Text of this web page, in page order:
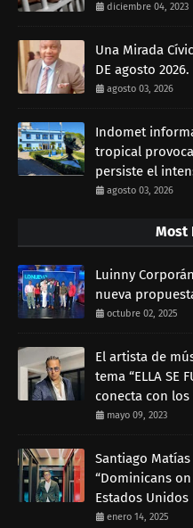
diciembre 04, 2023
Una Mirada
DE agosto 2026.
agosto 03, 2026
Indomet
tropical
persiste el
agosto 03, 2026
Most
Luinny
nueva
octubre 02, 2025
El artista de
tema “ELLA SE
conecta con
mayo 09, 2023
Santiago
“Dominicans
Estados Unidos
enero 14, 2025